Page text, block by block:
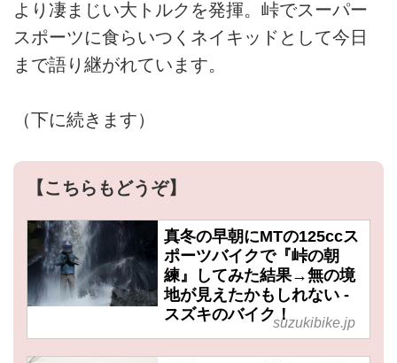
より凄まじい大トルクを発揮。峠でスーパー
スポーツに食らいつくネイキッドとして今日
まで語り継がれています。
（下に続きます）
【こちらもどうぞ】
真冬の早朝にMTの125ccス
ポーツバイクで『峠の朝
練』してみた結果→無の境
地が見えたかもしれない -
スズキのバイク！suzukibike.jp